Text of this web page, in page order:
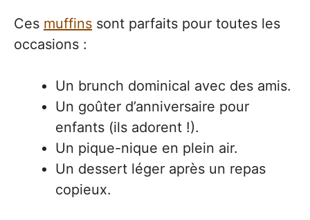
Ces muffins sont parfaits pour toutes les
occasions :
Un brunch dominical avec des amis.
Un goûter d’anniversaire pour
enfants (ils adorent !).
Un pique-nique en plein air.
Un dessert léger après un repas
copieux.